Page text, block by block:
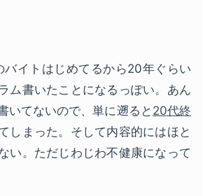
イトはじめてるから20年ぐらい
ム書いたことになるっぽい。あん
いてないので、単に遡ると 20代終
しまった。そして内容的にはほと
い。ただじわじわ不健康になって